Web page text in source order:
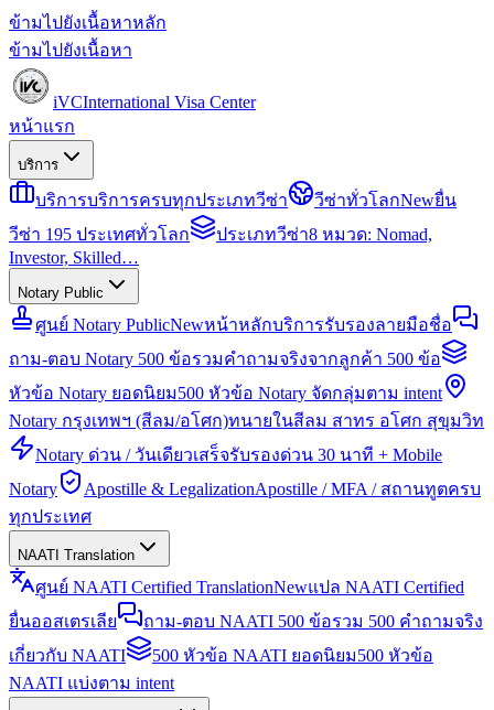
ข้ามไปยังเนื้อหาหลัก
ข้ามไปยังเนื้อหา
iVCInternational Visa Center
หน้าแรก
บริการ
บริการบริการครบทุกประเภทวีซ่า วีซ่าทั่วโลกNewยื่น
วีซ่า 195 ประเทศทั่วโลก
ประเภทวีซ่า8 หมวด: Nomad,
Investor, Skilled…
Notary Public
ศูนย์ Notary PublicNewหน้าหลักบริการรับรองลายมือชื่อ
ถาม-ตอบ Notary 500 ข้อรวมคำถามจริงจากลูกค้า 500 ข้อ
หัวข้อ Notary ยอดนิยม500 หัวข้อ Notary จัดกลุ่มตาม intent
Notary กรุงเทพฯ (สีลม/อโศก)ทนายในสีลม สาทร อโศก สุขุมวิท
Notary ด่วน / วันเดียวเสร็จรับรองด่วน 30 นาที + Mobile
Notary
Apostille & LegalizationApostille / MFA / สถานทูตครบ
ทุกประเทศ
NAATI Translation
ศูนย์ NAATI Certified TranslationNewแปล NAATI Certified
ยื่นออสเตรเลีย
ถาม-ตอบ NAATI 500 ข้อรวม 500 คำถามจริง
เกี่ยวกับ NAATI
500 หัวข้อ NAATI ยอดนิยม500 หัวข้อ
NAATI แบ่งตาม intent